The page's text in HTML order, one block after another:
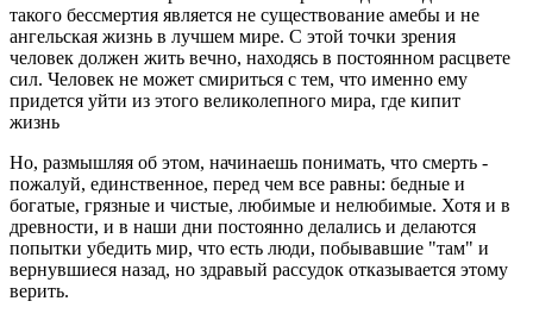
такого бессмертия является не существование амебы и не
ангельская жизнь в лучшем мире. С этой точки зрения
человек должен жить вечно, находясь в постоянном расцвете
сил. Человек не может смириться с тем, что именно ему
придется уйти из этого великолепного мира, где кипит
жизнь
Но, размышляя об этом, начинаешь понимать, что смерть -
пожалуй, единственное, перед чем все равны: бедные и
богатые, грязные и чистые, любимые и нелюбимые. Хотя и в
древности, и в наши дни постоянно делались и делаются
попытки убедить мир, что есть люди, побывавшие "там" и
вернувшиеся назад, но здравый рассудок отказывается этому
верить.